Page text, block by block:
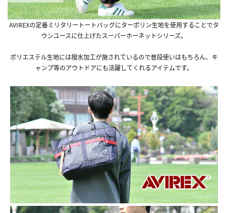
AVIREXの定番ミリタリートートバッグにターポリン生地を使用することでタ
ウンユースに仕上げたスーパーホーネットシリーズ。
ポリエステル生地には撥水加工が施されているので普段使いはもちろん、キ
ャンプ等のアウトドアにも活躍してくれるアイテムです。